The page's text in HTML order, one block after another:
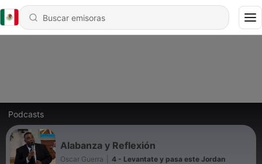
Podcasts
Alabanza y Reflexión
Oscar Guerra 4 - Levantate y pasa este Jordan